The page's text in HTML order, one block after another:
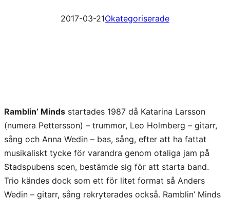
2017-03-21Okategoriserade
Ramblin’ Minds startades 1987 då Katarina Larsson
(numera Pettersson) – trummor, Leo Holmberg – gitarr,
sång och Anna Wedin – bas, sång, efter att ha fattat
musikaliskt tycke för varandra genom otaliga jam på
Stadspubens scen, bestämde sig för att starta band.
Trio kändes dock som ett för litet format så Anders
Wedin – gitarr, sång rekryterades också. Ramblin’ Minds